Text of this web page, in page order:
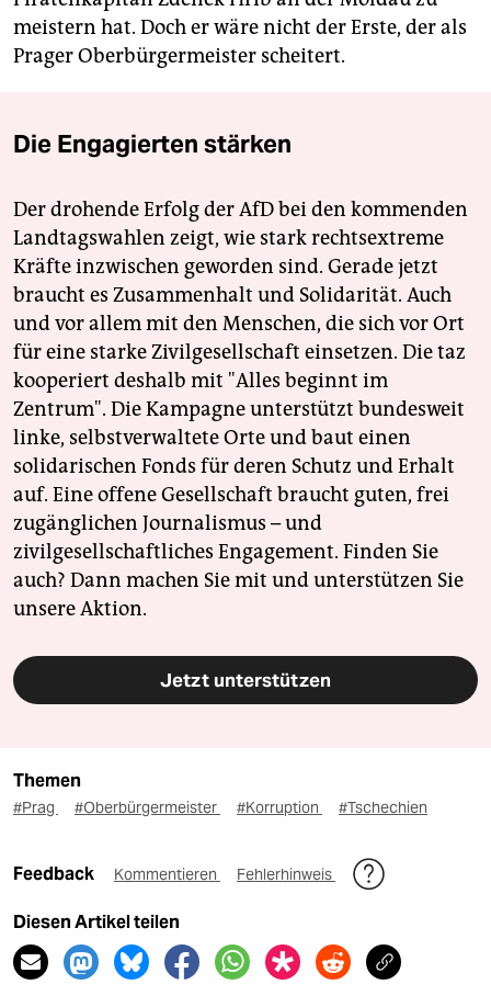
meistern hat. Doch er wäre nicht der Erste, der als
Prager Oberbürgermeister scheitert.
Die Engagierten stärken
Der drohende Erfolg der AfD bei den kommenden
Landtagswahlen zeigt, wie stark rechtsextreme
Kräfte inzwischen geworden sind. Gerade jetzt
braucht es Zusammenhalt und Solidarität. Auch
und vor allem mit den Menschen, die sich vor Ort
für eine starke Zivilgesellschaft einsetzen. Die taz
kooperiert deshalb mit "Alles beginnt im
Zentrum". Die Kampagne unterstützt bundesweit
linke, selbstverwaltete Orte und baut einen
solidarischen Fonds für deren Schutz und Erhalt
auf. Eine offene Gesellschaft braucht guten, frei
zugänglichen Journalismus – und
zivilgesellschaftliches Engagement. Finden Sie
auch? Dann machen Sie mit und unterstützen Sie
unsere Aktion.
Jetzt unterstützen
Themen
#Prag #Oberbürgermeister #Korruption #Tschechien
Feedback Kommentieren Fehlerhinweis
Diesen Artikel teilen